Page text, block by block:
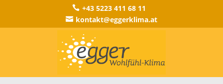
 +43 5223 411 68 11
 kontakt@eggerklima.at